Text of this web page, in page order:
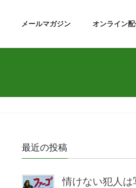
メールマガジン オンライン
最近の投稿
情けない犯人は